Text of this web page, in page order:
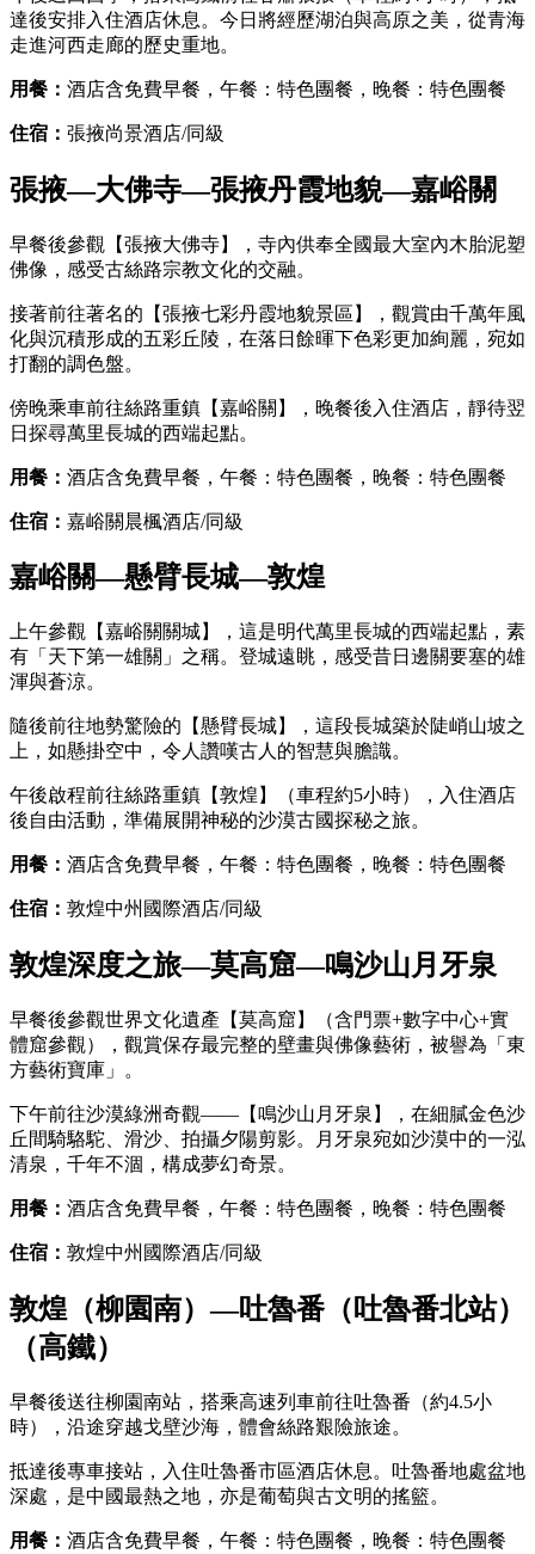
達後安排入住酒店休息。今日將經歷湖泊與高原之美，從青海
走進河西走廊的歷史重地。
用餐： 酒店含免費早餐，午餐：特色團餐，晚餐：特色團餐
住宿： 張掖尚景酒店/同級
張掖—大佛寺—張掖丹霞地貌—嘉峪關
早餐後參觀【張掖大佛寺】，寺內供奉全國最大室內木胎泥塑
佛像，感受古絲路宗教文化的交融。
接著前往著名的【張掖七彩丹霞地貌景區】，觀賞由千萬年風
化與沉積形成的五彩丘陵，在落日餘暉下色彩更加絢麗，宛如
打翻的調色盤。
傍晚乘車前往絲路重鎮【嘉峪關】，晚餐後入住酒店，靜待翌
日探尋萬里長城的西端起點。
用餐： 酒店含免費早餐，午餐：特色團餐，晚餐：特色團餐
住宿： 嘉峪關晨楓酒店/同級
嘉峪關—懸臂長城—敦煌
上午參觀【嘉峪關關城】，這是明代萬里長城的西端起點，素
有「天下第一雄關」之稱。登城遠眺，感受昔日邊關要塞的雄
渾與蒼涼。
隨後前往地勢驚險的【懸臂長城】，這段長城築於陡峭山坡之
上，如懸掛空中，令人讚嘆古人的智慧與膽識。
午後啟程前往絲路重鎮【敦煌】（車程約5小時），入住酒店
後自由活動，準備展開神秘的沙漠古國探秘之旅。
用餐： 酒店含免費早餐，午餐：特色團餐，晚餐：特色團餐
住宿： 敦煌中州國際酒店/同級
敦煌深度之旅—莫高窟—鳴沙山月牙泉
早餐後參觀世界文化遺產【莫高窟】（含門票+數字中心+實
體窟參觀），觀賞保存最完整的壁畫與佛像藝術，被譽為「東
方藝術寶庫」。
下午前往沙漠綠洲奇觀——【鳴沙山月牙泉】，在細膩金色沙
丘間騎駱駝、滑沙、拍攝夕陽剪影。月牙泉宛如沙漠中的一泓
清泉，千年不涸，構成夢幻奇景。
用餐： 酒店含免費早餐，午餐：特色團餐，晚餐：特色團餐
住宿： 敦煌中州國際酒店/同級
敦煌（柳園南）—吐魯番（吐魯番北站）
（高鐵）
早餐後送往柳園南站，搭乘高速列車前往吐魯番（約4.5小
時），沿途穿越戈壁沙海，體會絲路艱險旅途。
抵達後專車接站，入住吐魯番市區酒店休息。吐魯番地處盆地
深處，是中國最熱之地，亦是葡萄與古文明的搖籃。
用餐： 酒店含免費早餐，午餐：特色團餐，晚餐：特色團餐